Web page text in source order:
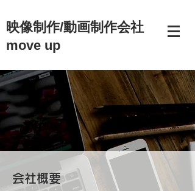
映像制作/動画制作会社
move up
会社概要